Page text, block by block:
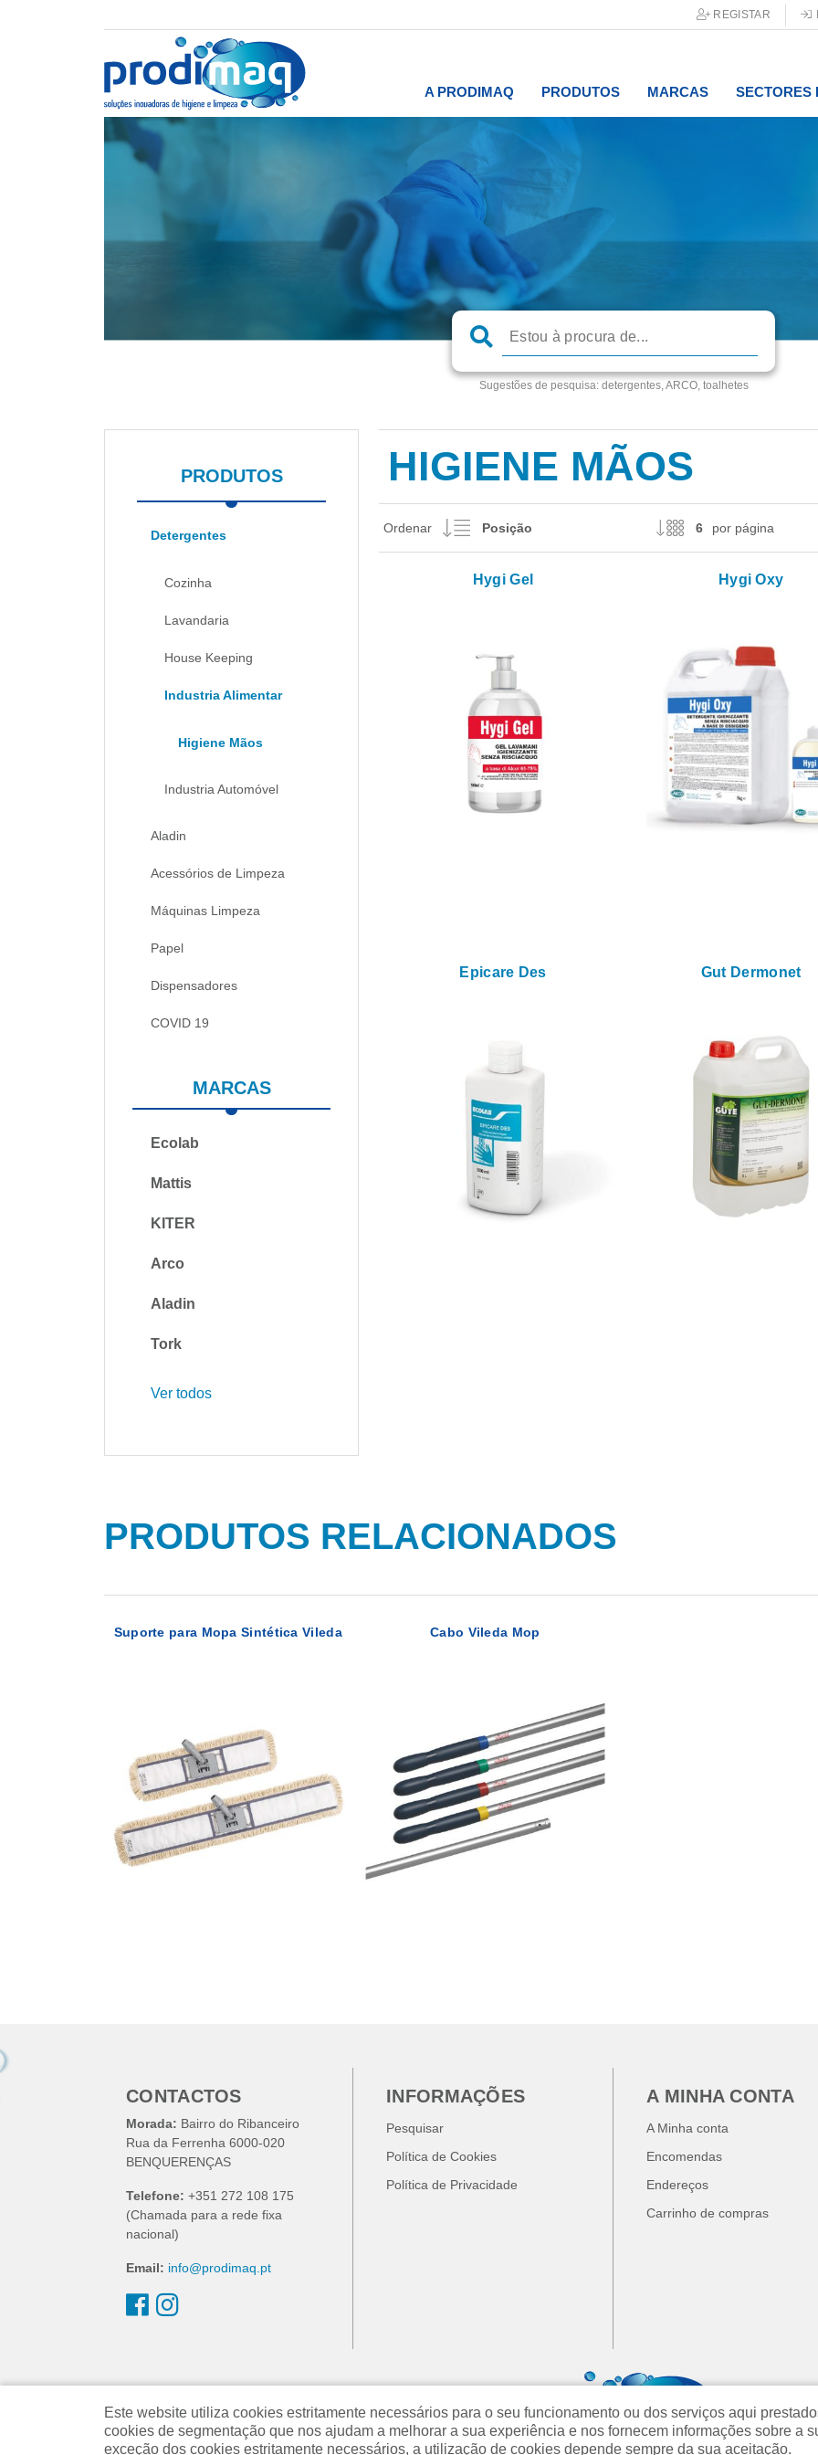
REGISTAR
A PRODIMAQ PRODUTOS MARCAS SECTORES
Sugestões de pesquisa:detergentes, ARCO, toalhetes
PRODUTOS
Detergentes
Cozinha
Lavandaria
House Keeping
Industria Alimentar
Higiene Mãos
Industria Automóvel
Aladin
Acessórios de Limpeza
Máquinas Limpeza
Papel
Dispensadores
COVID 19
MARCAS
Ecolab
Mattis
KITER
Arco
Aladin
Tork
Ver todos
HIGIENE MÃOS
Ordenar por página
Hygi Gel Hygi Oxy
Epicare Des Gut Dermonet
PRODUTOS RELACIONADOS
Suporte para Mopa Sintética Vileda Cabo Vileda Mop
CONTACTOS
Morada: Bairro do Ribanceiro
Rua da Ferrenha 6000-020
BENQUERENÇAS
Telefone: +351 272 108 175
(Chamada para a rede fixa
nacional)
Email: info@prodimaq.pt
INFORMAÇÕES
Pesquisar
Política de Cookies
Política de Privacidade
A MINHA CONTA
A Minha conta
Encomendas
Endereços
Carrinho de compras
Este website utiliza cookies estritamente necessários para o seu funcionamento ou dos serviços aqui
cookies de segmentação que nos ajudam a melhorar a sua experiência e nos fornecem informações sobre a
exceção dos cookies estritamente necessários, a utilização de cookies depende sempre da sua aceitação.